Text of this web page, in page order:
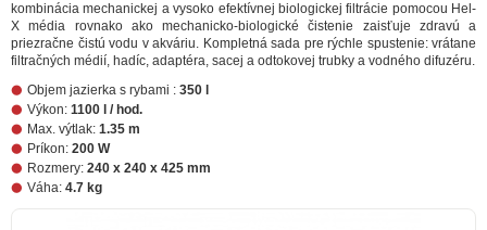
kombinácia mechanickej a vysoko efektívnej biologickej filtrácie pomocou Hel-
X média rovnako ako mechanicko-biologické čistenie zaisťuje zdravú a
priezračne čistú vodu v akváriu. Kompletná sada pre rýchle spustenie: vrátane
filtračných médií, hadíc, adaptéra, sacej a odtokovej trubky a vodného difuzéru.
Objem jazierka s rybami : 350 l
Výkon: 1100 l / hod.
Max. výtlak: 1.35 m
Príkon: 200 W
Rozmery: 240 x 240 x 425 mm
Váha: 4.7 kg